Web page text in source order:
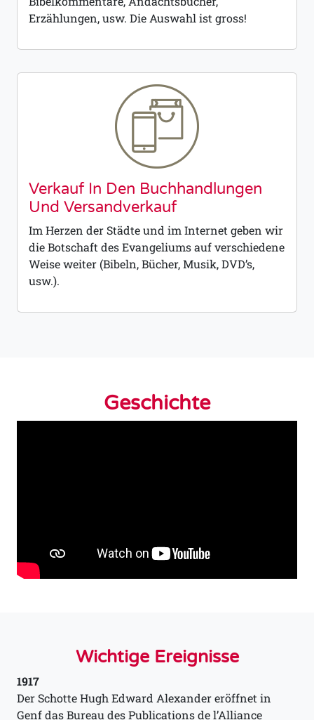
Erzählungen, usw. Die Auswahl ist gross!
Verkauf In Den Buchhandlungen
Und Versandverkauf
Im Herzen der Städte und im Internet geben wir
die Botschaft des Evangeliums auf verschiedene
Weise weiter (Bibeln, Bücher, Musik, DVD’s,
usw.).
Geschichte
Wichtige Ereignisse
1917
Der Schotte Hugh Edward Alexander eröffnet in
Genf das Bureau des Publications de l’Alliance